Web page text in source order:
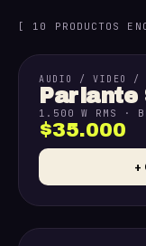
[ 10 PRODUCTOS
AUDIO / VIDEO /
Parlante
1.500 W RMS ·
$35.000
+